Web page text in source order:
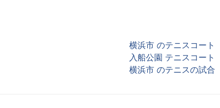
横浜市 のテニスコート
入船公園 テニスコート
横浜市 のテニスの試合